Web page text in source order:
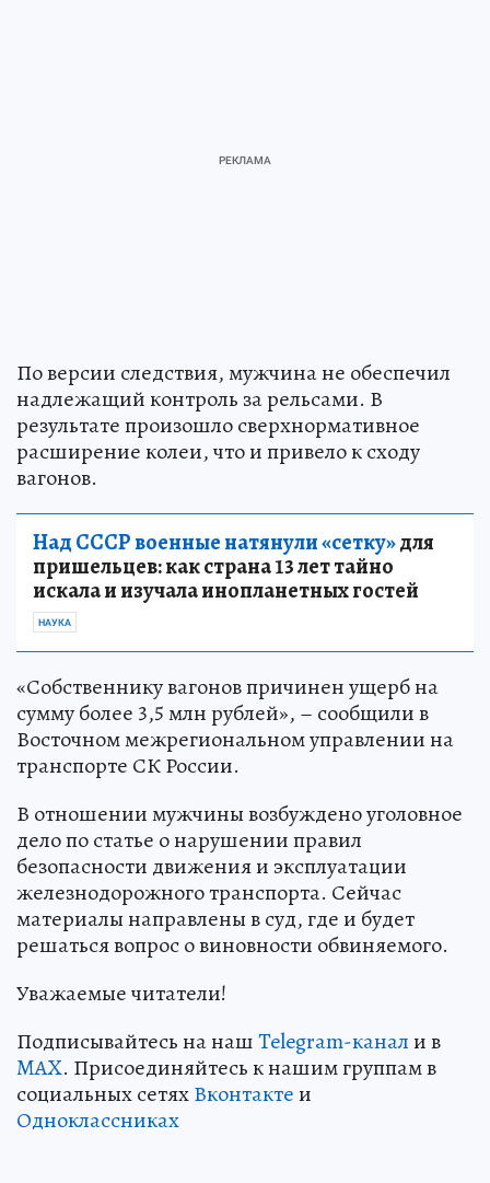
По версии следствия, мужчина не обеспечил
надлежащий контроль за рельсами. В
результате произошло сверхнормативное
расширение колеи, что и привело к сходу
вагонов.
Над СССР военные натянули «сетку»для
пришельцев: как страна 13 лет тайно
искала и изучала инопланетных гостей
НАУКА
«Собственнику вагонов причинен ущерб на
сумму более 3,5 млн рублей», – сообщили в
Восточном межрегиональном управлении на
транспорте СК России.
В отношении мужчины возбуждено уголовное
дело по статье о нарушении правил
безопасности движения и эксплуатации
железнодорожного транспорта. Сейчас
материалы направлены в суд, где и будет
решаться вопрос о виновности обвиняемого.
Уважаемые читатели!
Подписывайтесь на нашTelegram-канали в
MAX. Присоединяйтесь к нашим группам в
социальных сетяхВконтактеи
Одноклассниках